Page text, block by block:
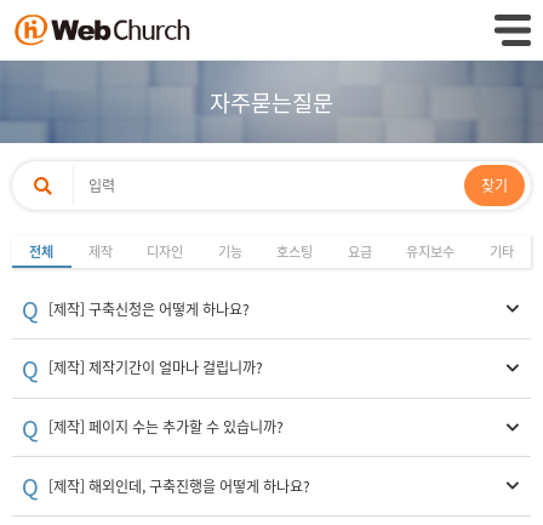
자주묻는질문
찾기
전체 제작 디자인 기능 호스팅 요금 유지보수 기타
Q [제작] 구축신청은 어떻게 하나요?
Q [제작] 제작기간이 얼마나 걸립니까?
Q [제작] 페이지 수는 추가할 수 있습니까?
Q [제작] 해외인데, 구축진행을 어떻게 하나요?